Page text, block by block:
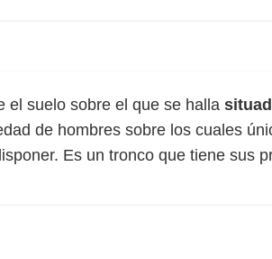
el suelo sobre el que se halla
de hombres sobre los cuales
Es un tronco que tiene sus